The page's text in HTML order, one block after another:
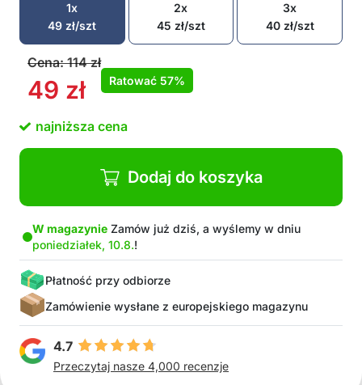
1x
49 zł/szt
2x
45 zł/szt
3x
40 zł/szt
Cena:114zł
49 zł Ratować 57%
najniższa cena
Dodaj do koszyka
W magazynie Zamów już dziś, a wyślemy w dniu
poniedziałek, 10.8.!
Płatność przy odbiorze
Zamówienie wysłane z europejskiego magazynu
4.7
Przeczytaj nasze 4,000 recenzje